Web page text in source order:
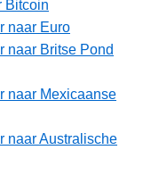
Bitcoin
naar Euro
naar Britse Pond
naar Mexicaanse
naar Australische